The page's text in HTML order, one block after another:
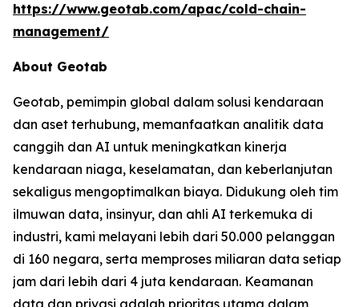
https://www.geotab.com/apac/cold-chain-
management/
About Geotab
Geotab, pemimpin global dalam solusi kendaraan
dan aset terhubung, memanfaatkan analitik data
canggih dan AI untuk meningkatkan kinerja
kendaraan niaga, keselamatan, dan keberlanjutan
sekaligus mengoptimalkan biaya. Didukung oleh tim
ilmuwan data, insinyur, dan ahli AI terkemuka di
industri, kami melayani lebih dari 50.000 pelanggan
di 160 negara, serta memproses miliaran data setiap
jam dari lebih dari 4 juta kendaraan. Keamanan
data dan privasi adalah prioritas utama dalam